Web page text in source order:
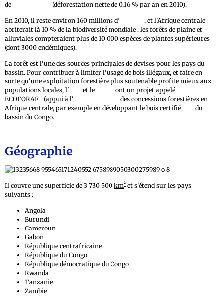
de
(déforestation nette de 0,16 % par an en 2010).
En 2010, il reste environ 160 millions d’
, et l'Afrique centrale
abriterait là 10 % de la biodiversité mondiale : les forêts de plaine et
alluviales compteraient plus de 10 000 espèces de plantes supérieures
(dont 3000 endémiques).
La forêt est l'une des sources principales de devises pour les pays du
bassin. Pour contribuer à limiter l'usage de bois illégaux, et faire en
sorte qu'une exploitation forestière plus soutenable profite mieux aux
populations locales, l'AFD et le
ont un projet appelé
ECOFORAF
(appui à l'
des concessions forestières en
Afrique centrale, par exemple en développant le bois certifié
du
bassin du Congo.
Géographie
Il couvre une superficie de 3 730 500 km² et s'étend sur les pays
suivants :
Angola
Burundi
Cameroun
Gabon
République centrafricaine
République du Congo
République démocratique du Congo
Rwanda
Tanzanie
Zambie